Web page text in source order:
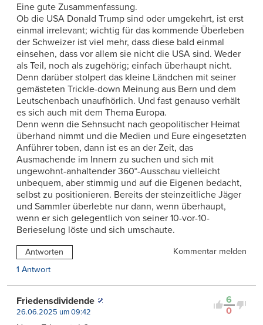
Eine gute Zusammenfassung.
Ob die USA Donald Trump sind oder umgekehrt, ist erst
einmal irrelevant; wichtig für das kommende Überleben
der Schweizer ist viel mehr, dass diese bald einmal
einsehen, dass vor allem sie nicht die USA sind. Weder
als Teil, noch als zugehörig; einfach überhaupt nicht.
Denn darüber stolpert das kleine Ländchen mit seiner
gemästeten Trickle-down Meinung aus Bern und dem
Leutschenbach unaufhörlich. Und fast genauso verhält
es sich auch mit dem Thema Europa.
Denn wenn die Sehnsucht nach geopolitischer Heimat
überhand nimmt und die Medien und Eure eingesetzten
Anführer toben, dann ist es an der Zeit, das
Ausmachende im Innern zu suchen und sich mit
ungewohnt-anhaltender 360°-Ausschau vielleicht
unbequem, aber stimmig und auf die Eigenen bedacht,
selbst zu positionieren. Bereits der steinzeitliche Jäger
und Sammler überlebte nur dann, wenn überhaupt,
wenn er sich gelegentlich von seiner 10-vor-10-
Berieselung löste und sich umschaute.
Antworten
Kommentar melden
1 Antwort
6
0
Friedensdividende
26.06.2025 um 09:42